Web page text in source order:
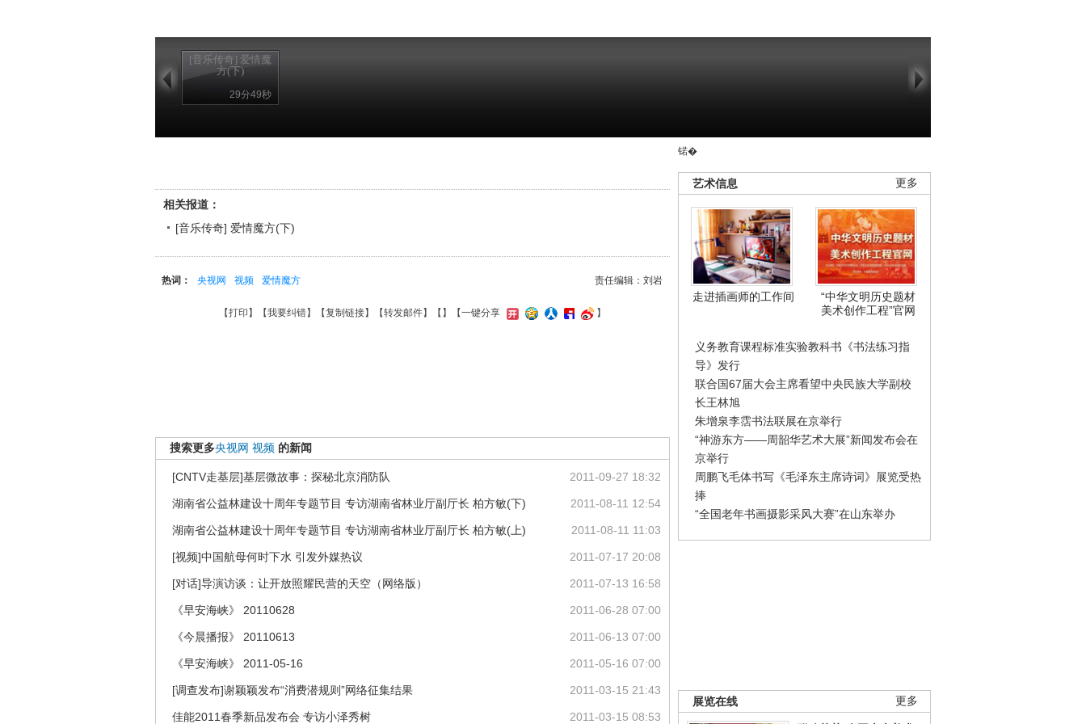
[音乐传奇] 爱情魔
方(下)
29分49秒
锘�
更多
艺术信息
走进插画师的工作间
“中华文明历史题材
美术创作工程”官网
义务教育课程标准实验教科书《书法练习指
导》发行
联合国67届大会主席看望中央民族大学副校
长王林旭
朱增泉李霑书法联展在京举行
“神游东方——周韶华艺术大展”新闻发布会在
京举行
周鹏飞毛体书写《毛泽东主席诗词》展览受热
捧
“全国老年书画摄影采风大赛”在山东举办
更多
展览在线
相关报道：
[音乐传奇] 爱情魔方(下)
责任编辑：刘岩
热词： 央视网 视频 爱情魔方
【打印 】【我要纠错】【复制链接】【转发邮件】【 】 【一键分享 】
搜索更多央视网 视频 的新闻
2011-09-27 18:32
[CNTV走基层]基层微故事：探秘北京消防队
2011-08-11 12:54
湖南省公益林建设十周年专题节目 专访湖南省林业厅副厅长 柏方敏(下)
2011-08-11 11:03
湖南省公益林建设十周年专题节目 专访湖南省林业厅副厅长 柏方敏(上)
2011-07-17 20:08
[视频]中国航母何时下水 引发外媒热议
2011-07-13 16:58
[对话]导演访谈：让开放照耀民营的天空（网络版）
2011-06-28 07:00
《早安海峡》 20110628
2011-06-13 07:00
《今晨播报》 20110613
2011-05-16 07:00
《早安海峡》 2011-05-16
2011-03-15 21:43
[调查发布]谢颖颖发布“消费潜规则”网络征集结果
2011-03-15 08:53
佳能2011春季新品发布会 专访小泽秀树